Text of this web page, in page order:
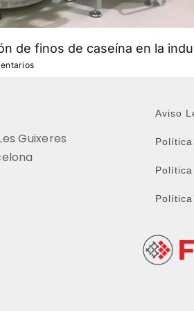
de finos de caseína en la
Guixeres
Aviso